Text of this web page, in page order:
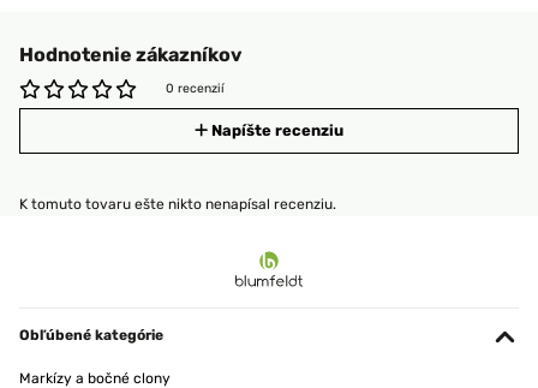
Hodnotenie zákazníkov
0 recenzií
Napíšte recenziu
K tomuto tovaru ešte nikto nenapísal recenziu.
Obľúbené kategórie
Markízy a bočné clony